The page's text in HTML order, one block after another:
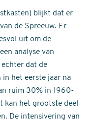
blijkt dat er
de Spreeuw. Er
uit om de
analyse van
dat de
in het eerste jaar na
ruim 30% in 1960-
kan het grootste deel
De intensivering van